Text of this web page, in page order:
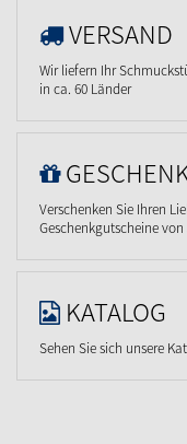
VERSAND
Wir liefern Ihr
in ca. 60 Länder
Verschenken Sie Ihren
Geschenkgutscheine von
KATALOG
Sehen Sie sich unsere